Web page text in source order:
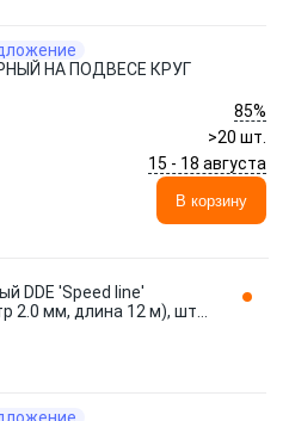
НА ПОДВЕСЕ КРУГ
85%
>20 шт.
15 - 18 августа
В корзину
DDE 'Speed line'
2.0 мм, длина 12 м), шт